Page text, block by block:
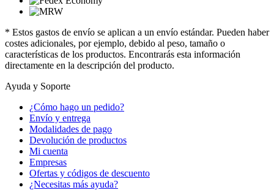
* Estos gastos de envío se aplican a un envío estándar. Pueden haber
costes adicionales, por ejemplo, debido al peso, tamaño o
características de los productos. Encontrarás esta información
directamente en la descripción del producto.
Ayuda y Soporte
¿Cómo hago un pedido?
Envío y entrega
Modalidades de pago
Devolución de productos
Mi cuenta
Empresas
Ofertas y códigos de descuento
¿Necesitas más ayuda?